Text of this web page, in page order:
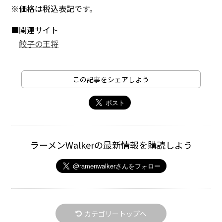
※価格は税込表記です。
■関連サイト
餃子の王将
この記事をシェアしよう
ラーメンWalkerの最新情報を購読しよう
カテゴリートップへ